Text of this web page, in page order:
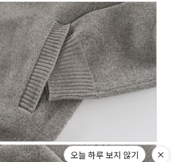
오늘 하루 보지 않기